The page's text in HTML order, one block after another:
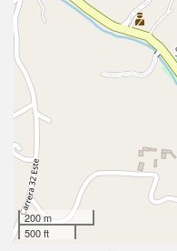
200 m
500 ft